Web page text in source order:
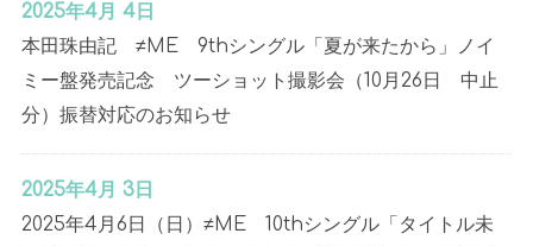
2025年4月 4日
本田珠由記 ≠ME 9thシングル「夏が来たから」ノイ
ミー盤発売記念 ツーショット撮影会（10月26日 中止
分）振替対応のお知らせ
2025年4月 3日
2025年4月6日（日）≠ME 10thシングル「タイトル未